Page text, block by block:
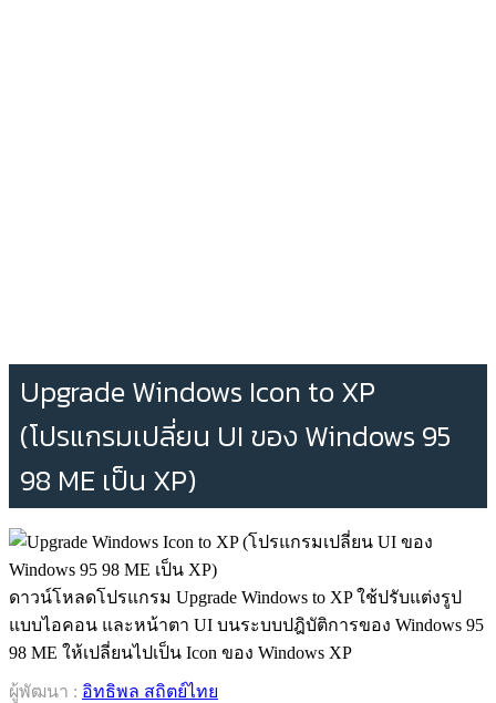
Upgrade Windows Icon to XP
(โปรแกรมเปลี่ยน UI ของ Windows 95
98 ME เป็น XP)
ดาวน์โหลดโปรแกรม Upgrade Windows to XP ใช้ปรับแต่งรูป
แบบไอคอน และหน้าตา UI บนระบบปฎิบัติการของ Windows 95
98 ME ให้เปลี่ยนไปเป็น Icon ของ Windows XP
ผู้พัฒนา : อิทธิพล สถิตย์ไทย